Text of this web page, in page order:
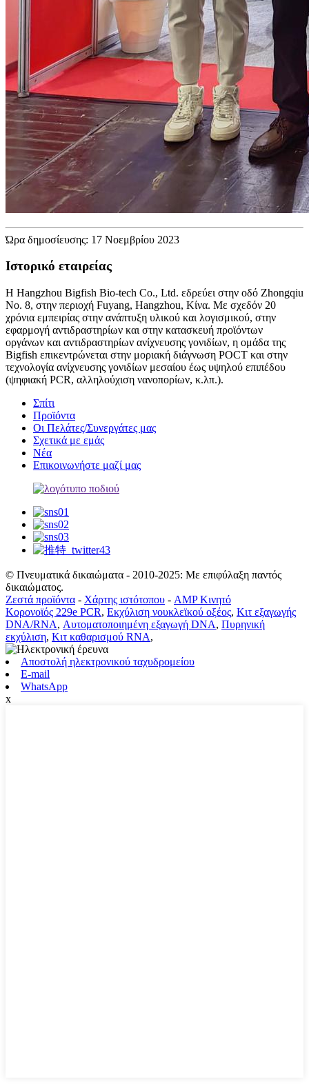
Ώρα δημοσίευσης: 17 Νοεμβρίου 2023
Ιστορικό εταιρείας
Η Hangzhou Bigfish Bio-tech Co., Ltd. εδρεύει στην οδό Zhongqiu
Νο. 8, στην περιοχή Fuyang, Hangzhou, Κίνα. Με σχεδόν 20
χρόνια εμπειρίας στην ανάπτυξη υλικού και λογισμικού, στην
εφαρμογή αντιδραστηρίων και στην κατασκευή προϊόντων
οργάνων και αντιδραστηρίων ανίχνευσης γονιδίων, η ομάδα της
Bigfish επικεντρώνεται στην μοριακή διάγνωση POCT και στην
τεχνολογία ανίχνευσης γονιδίων μεσαίου έως υψηλού επιπέδου
(ψηφιακή PCR, αλληλούχιση νανοπορίων, κ.λπ.).
Σπίτι
Προϊόντα
Οι Πελάτες/Συνεργάτες μας
Σχετικά με εμάς
Νέα
Επικοινωνήστε μαζί μας
© Πνευματικά δικαιώματα - 2010-2025: Με επιφύλαξη παντός
δικαιώματος.
Ζεστά προϊόντα - Χάρτης ιστότοπου - AMP Κινητό
Κορονοϊός 229e PCR, Εκχύλιση νουκλεϊκού οξέος, Κιτ εξαγωγής
DNA/RNA, Αυτοματοποιημένη εξαγωγή DNA, Πυρηνική
εκχύλιση, Κιτ καθαρισμού RNA,
Αποστολή ηλεκτρονικού ταχυδρομείου
E-mail
WhatsApp
x